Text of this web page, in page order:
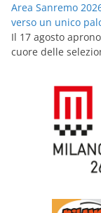
Area Sanremo
verso un unico
Il 17 agosto
cuore delle